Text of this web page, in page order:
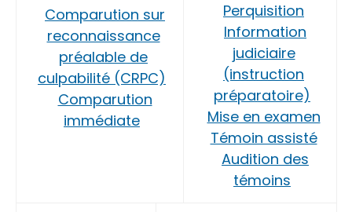
Comparution sur
reconnaissance
préalable de
culpabilité (CRPC)
Comparution
immédiate
Perquisition
Information
judiciaire
(instruction
préparatoire)
Mise en examen
Témoin assisté
Audition des
témoins